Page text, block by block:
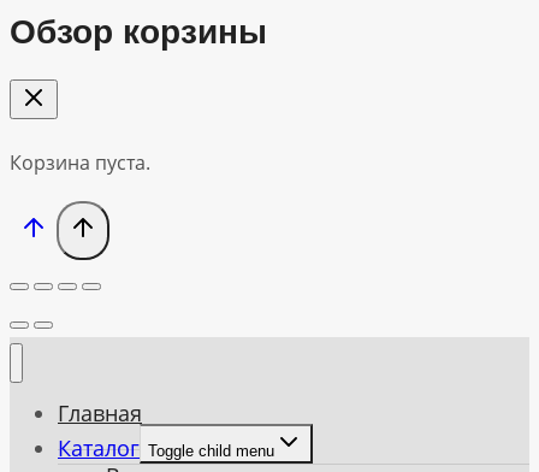
Обзор корзины
Корзина пуста.
Главная
Каталог Toggle child menu